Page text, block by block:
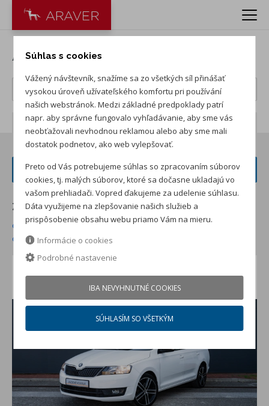
Autá ŠKODA
Počet záznamov: 232
FILTER VOZIDIEL
Zoradiť podľa:
od najnižšej ceny skladom
od najvyššej ceny skladom
od najvyššej zľavy
od najnižšej ceny
Škoda Rapid 1.2 TSI
jazdené auto (rok 2015, 158147 km)
Súhlas s cookies
Vážený návštevník, snažíme sa zo všetkých síl přinášať
vysokou úroveň užívateľského komfortu pri používání
našich webstránok. Medzi základné predpoklady patrí
napr. aby správne fungovalo vyhľadávanie, aby sme vás
neobťažovali nevhodnou reklamou alebo aby sme mali
dostatok podnetov, ako web vylepšovať.
Preto od Vás potrebujeme súhlas so zpracovaním súborov
cookies, tj. malých súborov, ktoré sa dočasne ukladajú vo
vašom prehliadači. Vopred ďakujeme za udelenie súhlasu.
Dáta využijeme na zlepšovanie našich služieb a
prispôsobenie obsahu webu priamo Vám na mieru.
Informácie o cookies
Podrobné nastavenie
IBA NEVYHNUTNÉ COOKIES
SÚHLASÍM SO VŠETKÝM